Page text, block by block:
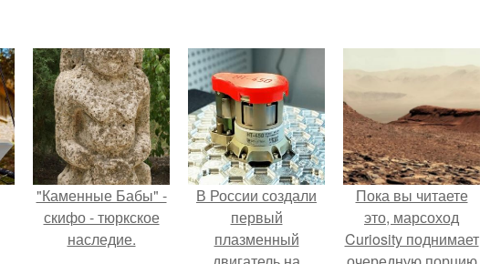
"Каменные Бабы" -
скифо - тюркское
наследие.
В России создали
первый
плазменный
Пока вы читаете
это, марсоход
Curiosity поднимает